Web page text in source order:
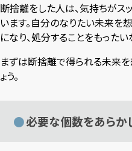
断捨離をした人は、気持ちがス
います。自分のなりたい未来を
になり、処分することをもったい
まずは断捨離で得られる未来
ょう。
必要な個数をあらか